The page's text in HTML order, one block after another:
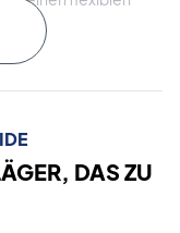
72
und ohne
DAS ZU